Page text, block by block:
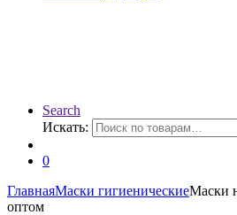
Search
Искать:
0
ГлавнаяМаски гигиеническиеМаски
оптом